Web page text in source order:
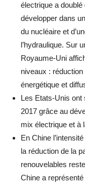
électrique a
développer dans
du nucléaire et
l’hydraulique. Sur
Royaume-Uni
niveaux :
énergétique et
Les Etats-Unis ont
2017 grâce au
mix électrique et à
En Chine
la réduction de la
renouvelables
Chine a